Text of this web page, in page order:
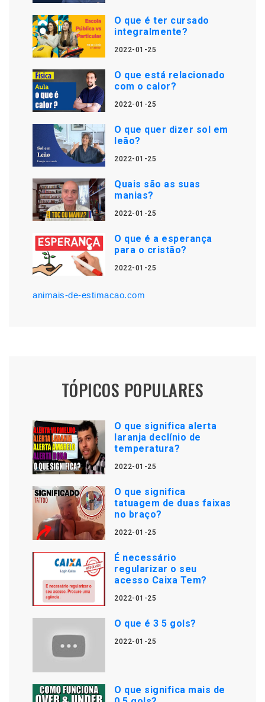
O que é ter cursado
integralmente?
2022-01-25
O que está relacionado
com o calor?
2022-01-25
O que quer dizer sol em
leão?
2022-01-25
Quais são as suas
manias?
2022-01-25
O que é a esperança
para o cristão?
2022-01-25
animais-de-estimacao.com
TÓPICOS POPULARES
O que significa alerta
laranja declínio de
temperatura?
2022-01-25
O que significa
tatuagem de duas faixas
no braço?
2022-01-25
É necessário
regularizar o seu
acesso Caixa Tem?
2022-01-25
O que é 3 5 gols?
2022-01-25
O que significa mais de